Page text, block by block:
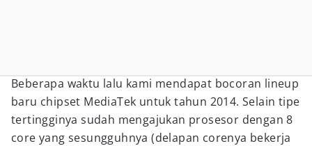
Beberapa waktu lalu kami mendapat bocoran lineup
baru chipset MediaTek untuk tahun 2014. Selain tipe
tertingginya sudah mengajukan prosesor dengan 8
core yang sesungguhnya (delapan corenya bekerja